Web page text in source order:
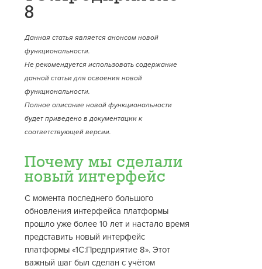
8
Данная статья является анонсом новой
функциональности.
Не рекомендуется использовать содержание
данной статьи для освоения новой
функциональности.
Полное описание новой функциональности
будет приведено в документации к
соответствующей версии.
Почему мы сделали
новый интерфейс
С момента последнего большого
обновления интерфейса платформы
прошло уже более 10 лет и настало время
представить новый интерфейс
платформы «1С:Предприятие 8». Этот
важный шаг был сделан с учётом